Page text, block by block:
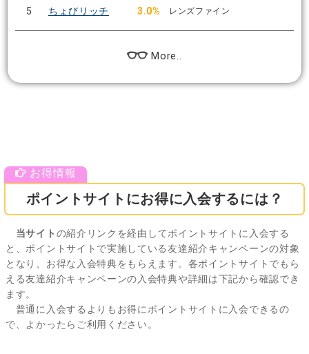
5 ちょびリッチ 3.0% レンズファイン
More..
ポイントサイトにお得に入会するには？
当サイト の紹介リンクを経由してポイントサイトに入会する
と、ポイントサイトで実施している友達紹介キャンペーンの対象
となり、お得な入会特典をもらえます。各ポイントサイトでもら
える友達紹介キャンペーンの入会特典や詳細は下記から確認でき
ます。
普通に入会するよりもお得にポイントサイトに入会できるの
で、よかったらご利用ください。